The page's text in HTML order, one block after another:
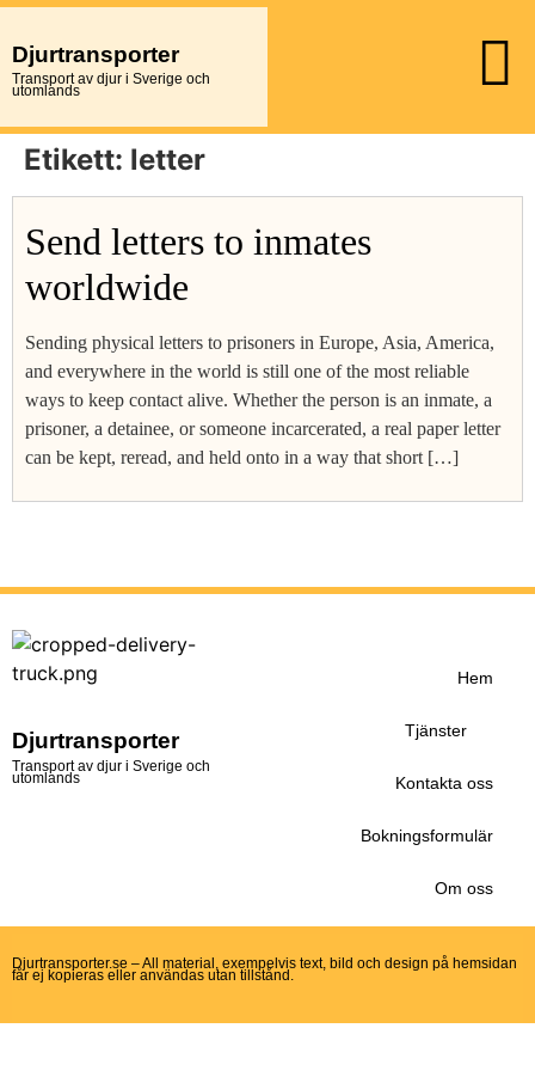
Djurtransporter
Transport av djur i Sverige och
utomlands
Etikett: letter
Send letters to inmates
worldwide
Sending physical letters to prisoners in Europe, Asia, America,
and everywhere in the world is still one of the most reliable
ways to keep contact alive. Whether the person is an inmate, a
prisoner, a detainee, or someone incarcerated, a real paper letter
can be kept, reread, and held onto in a way that short […]
Djurtransporter
Transport av djur i Sverige och
utomlands
Hem
Tjänster
Kontakta oss
Bokningsformulär
Om oss
Djurtransporter.se – All material, exempelvis text, bild och design på hemsidan
får ej kopieras eller användas utan tillstånd.